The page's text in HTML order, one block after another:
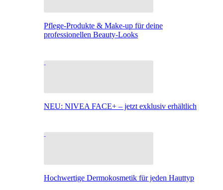
Pflege-Produkte & Make-up für deine
professionellen Beauty-Looks
NEU: NIVEA FACE+ – jetzt exklusiv erhältlich
Hochwertige Dermokosmetik für jeden Hauttyp